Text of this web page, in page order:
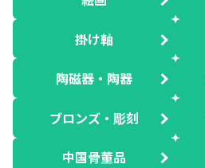
掛け軸
陶磁器・陶器
ブロンズ・彫刻
中国骨董品